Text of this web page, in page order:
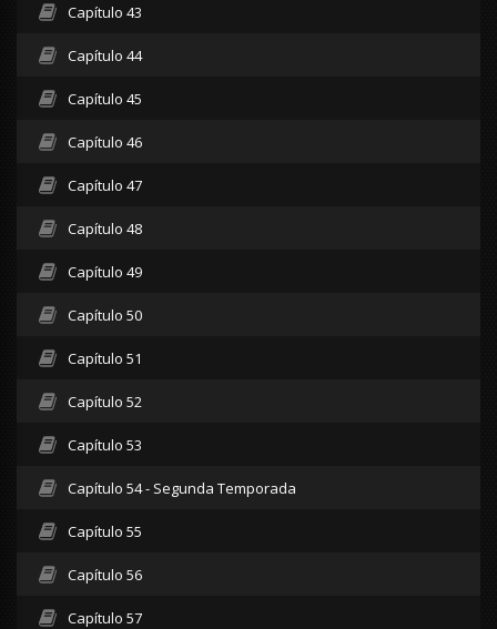
Capítulo 43
Capítulo 44
Capítulo 45
Capítulo 46
Capítulo 47
Capítulo 48
Capítulo 49
Capítulo 50
Capítulo 51
Capítulo 52
Capítulo 53
Capítulo 54 - Segunda Temporada
Capítulo 55
Capítulo 56
Capítulo 57